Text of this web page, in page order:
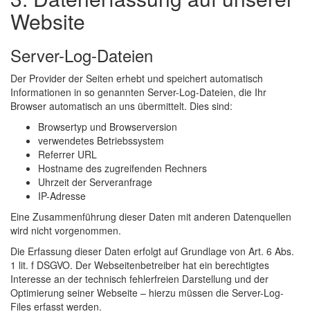
Website
Server-Log-Dateien
Der Provider der Seiten erhebt und speichert automatisch
Informationen in so genannten Server-Log-Dateien, die Ihr
Browser automatisch an uns übermittelt. Dies sind:
Browsertyp und Browserversion
verwendetes Betriebssystem
Referrer URL
Hostname des zugreifenden Rechners
Uhrzeit der Serveranfrage
IP-Adresse
Eine Zusammenführung dieser Daten mit anderen Datenquellen
wird nicht vorgenommen.
Die Erfassung dieser Daten erfolgt auf Grundlage von Art. 6 Abs.
1 lit. f DSGVO. Der Webseitenbetreiber hat ein berechtigtes
Interesse an der technisch fehlerfreien Darstellung und der
Optimierung seiner Webseite – hierzu müssen die Server-Log-
Files erfasst werden.